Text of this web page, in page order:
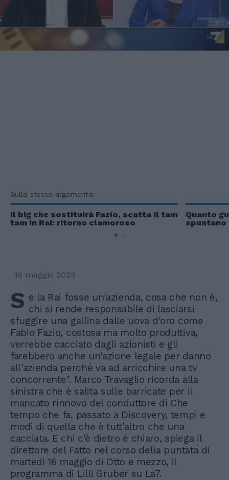
Sullo stesso argomento:
Il big che sostituirà Fazio, scatta il tam
tam in Rai: ritorno clamoroso
Quanto
16 maggio 2023
S e la Rai fosse un'azienda, cosa che non è,
chi si rende responsabile di lasciarsi
sfuggire una gallina dalle uova d'oro come
Fabio Fazio, costosa ma molto produttiva,
verrebbe cacciato dagli azionisti e gli
farebbero anche un'azione legale per danno
all'azienda perché va ad arricchire una tv
concorrente". Marco Travaglio ricorda alla
sinistra che è salita sulle barricate per il
mancato rinnovo del conduttore di Che
tempo che fa, passato a Discovery, tempi e
modi di quella che è tutt'altro che una
cacciata. E chi c'è dietro è chiaro, spiega il
direttore del Fatto nel corso della puntata di
martedì 16 maggio di Otto e mezzo, il
programma di Lilli Gruber su La7.